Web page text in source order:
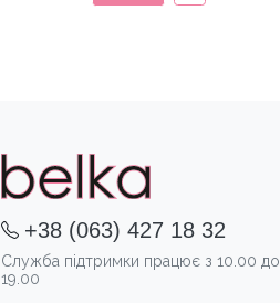
+38 (063) 427 18 32
Служба підтримки працює з 10.00 до
19.00